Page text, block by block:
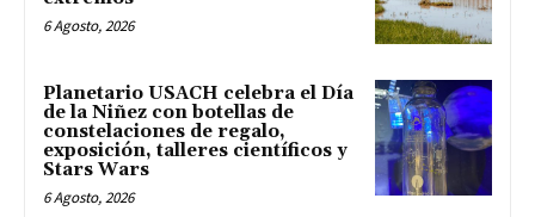
6 Agosto, 2026
Planetario USACH celebra el Día
de la Niñez con botellas de
constelaciones de regalo,
exposición, talleres científicos y
Stars Wars
6 Agosto, 2026